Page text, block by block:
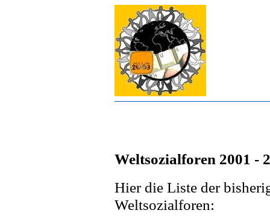
Weltsozialforen 2001 -
Hier die Liste der
Weltsozialforen: